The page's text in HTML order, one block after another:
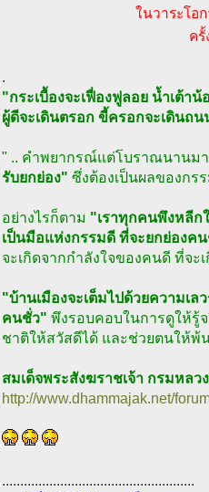
ในวาระโอ
ค
.
"กระเบื้องจะเฟื่องฟูลอย น้ำเต้าน้
ผู้ดีจะเดินตรอก ขี้ครอกจะเดินถ
" .. คำพยากรณ์แต่โบราณนานม
รับยกย่อง" ซึ่งต้องเป็นผลของกร
อย่างไรก็ตาม "เราทุกคนพึงหลีก
เป็นมือแห่งกรรมดี ที่จะยกย่องค
จะเกิดจากกำลังใจของคนดี ที่จ
"บ้านเมืองจะเต็มไปด้วยความเ
คนชั่ว" พึงรอบคอบในการดูให้รู้จ
ชาติให้สวัสดีได้ และช่วยตนให้พ้
สมเด็จพระสังฆราชเจ้า กรมหล
http://www.dhammajak.net/
.....................................................